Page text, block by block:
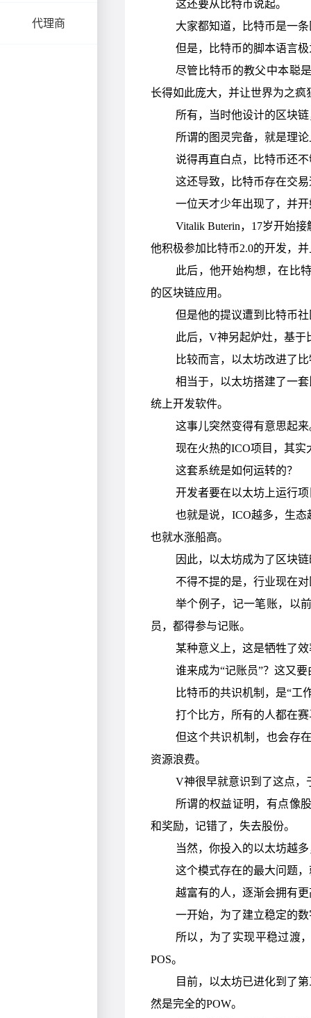
代理商